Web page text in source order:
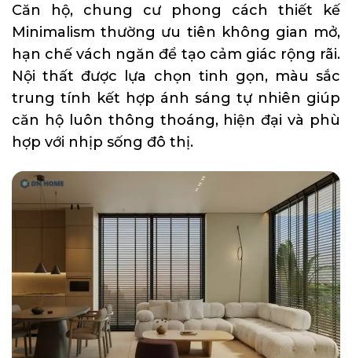
Căn hộ, chung cư phong cách thiết kế
Minimalism thường ưu tiên không gian mở,
hạn chế vách ngăn để tạo cảm giác rộng rãi.
Nội thất được lựa chọn tinh gọn, màu sắc
trung tính kết hợp ánh sáng tự nhiên giúp
căn hộ luôn thông thoáng, hiện đại và phù
hợp với nhịp sống đô thị.